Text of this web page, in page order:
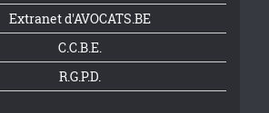
Extranet d'AVOCATS.BE
C.C.B.E.
R.G.P.D.